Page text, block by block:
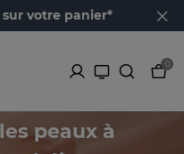
sur votre panier*
0
peaux à